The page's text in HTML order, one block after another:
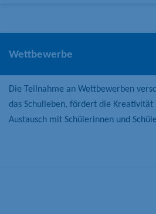
Wettbewerbe
Die Teilnahme an Wettbewerben
das Schulleben, fördert die
Austausch mit Schülerinnen und